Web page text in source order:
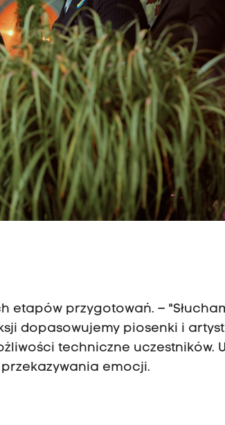
etapów przygotowań. –
dopasowujemy piosenki i
techniczne uczestników.
emocji.